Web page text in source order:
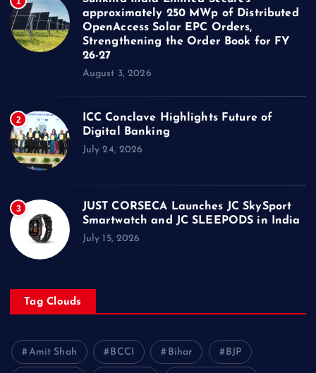
approximately 250 MWp of Distributed
OpenAccess Solar EPC Orders,
Strengthening the Order Book for FY
26-27
August 3, 2026
2
ICC Conclave Highlights Future of
Digital Banking
July 24, 2026
3
JUST CORSECA Launches JC SkySport
Smartwatch and JC SLEEPODS in India
July 15, 2026
Tag Clouds
Amit Shah BCCI Bihar BJP